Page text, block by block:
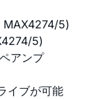
MAX4274/5)
5)
アンプ
イブが可能